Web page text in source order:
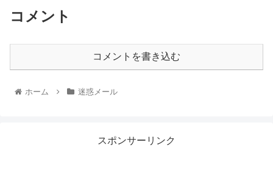
コメント
コメントを書き込む
ホーム 迷惑メール
スポンサーリンク